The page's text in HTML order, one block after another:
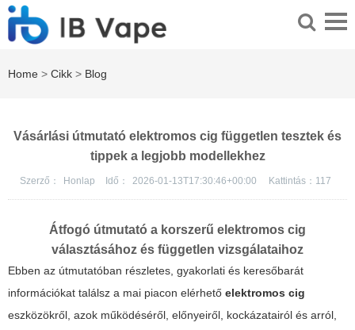
Home > Cikk > Blog
Vásárlási útmutató elektromos cig független tesztek és
tippek a legjobb modellekhez
Szerző： Honlap Idő： 2026-01-13T17:30:46+00:00 Kattintás： 117
Átfogó útmutató a korszerű elektromos cig
választásához és független vizsgálataihoz
Ebben az útmutatóban részletes, gyakorlati és keresőbarát
információkat találsz a mai piacon elérhető elektromos cig
eszközökről, azok működéséről, előnyeiről, kockázatairól és arról,